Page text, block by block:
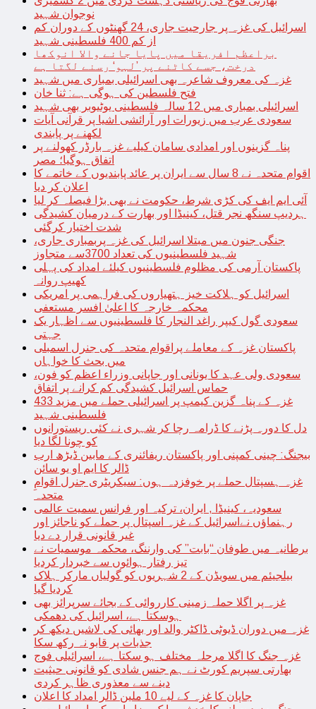
نوجوان شہید
اسرائیل کی غزہ پر جارحیت جاری، 24 گھنٹوں کے دوران کم
از کم 400 فلسطینی شہید
براعظم افریقا میں پایا جانے والا انوکھا
درخت، جسے کاٹنے پر ’لہو‘ رسنے لگتا ہے
غزہ کی معروف شاعرہ بھی اسرائیلی بمباری میں شہید
فتح فلسطین کی ہوگی ہے: ثنا خان
اسرائیلی بمباری میں 12 سالہ فلسطینی یوٹیوبر بھی شہید
سعودی عرب میں زیورات اور آرائشی اشیا پر قرآنی آیات
لکھنے پر پابندی
پناہ گزینوں اور امدادی سامان کیلیے غزہ بارڈر کھولنے پر
اتفاق ہوگیا؛ مصر
اقوام متحدہ نے 8 سال سے ایران پر عائد پابندیوں کے خاتمے کا
اعلان کر دیا
آئی ایم ایف کی کڑی شرط، حکومت نے بھی بڑا فیصلہ کر لیا
ہردیپ سنگھ نجر قتل، کینیڈا اور بھارت کے درمیان کشیدگی
شدت اختیار کرگئی
جنگی جنون میں مبتلا اسرائیل کی غزہ پربمباری جاری،
شہید فلسطینیوں کی تعداد 3700سے متجاوز
پاکستان آرمی کی مظلوم فلسطینیوں کیلئے امداد کی پہلی
کھیپ روانہ
اسرائیل کو ہلاکت خیز ہتھیاروں کی فراہمی پر امریکی
محکمہ خارجہ کا اعلیٰ افسر مستعفی
سعودی گول کیپر راغد النجار کا فلسطینیوں سے اظہار یک
جہتی
پاکستان غزہ کے معاملے پراقوام متحدہ کی جنرل اسمبلی
میں بحث کا خواہاں
سعودی ولی عہد کا یونانی اور جاپانی وزراء اعظم کو فون،
حماس اسرائیل کشیدگی کم کرانے پر اتفاق
غزہ کے پناہ گزین کیمپ پر اسرائیلی حملے میں مزید 433
فلسطینی شہید
دل کا دورہ پڑنے کا ڈرامہ رچا کر شہری نے کئی ریستورانوں
کو چونا لگا دیا
بیجنگ: چینی کمپنی اور پاکستان ریفائنری کے مابین ڈیڑھ ارب
ڈالر کا ایم او یو سائن
غزہ ہسپتال حملے پر خوفزدہ ہوں: سیکریٹری جنرل اقوامِ
متحدہ
سعودیہ، کینیڈا , ایران، ترکیہ اور فرانس سمیت عالمی
رہنماؤں نےاسرائیل کے غزہ اسپتال پر حملے کو ناجائز اور
غیر قانونی قرار دے دیا
برطانیہ میں طوفان “بابت” کی وارننگ، محکمہ موسمیات نے
تیز رفتار ہوائوں سے خبردار کردیا
بیلجیئم میں سویڈن کے 2 شہریوں کو گولیاں مارکر ہلاک
کردیا گیا
غزہ پر اگلا حملہ زمینی کارروائی کے بجائے سرپرائز بھی
ہوسکتا ہے، اسرائیل کی دھمکی
غزہ میں دوران ڈیوٹی ڈاکٹر والد اور بھائی کی لاشیں دیکھ کر
جذبات پر قابو نہ رکھ سکا
غزہ جنگ کا اگلا مرحلہ مختلف ہو سکتا ہے، اسرائیلی فوج
بھارتی سپریم کورٹ نے ہم جنس شادی کو قانونی حیثیت
دینے سے معذوری ظاہر کردی
جاپان کا غزہ کے لیے 10 ملین ڈالر امداد کا اعلان